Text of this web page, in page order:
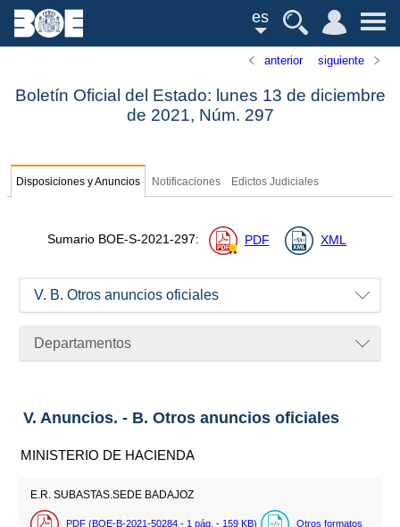
es
anterior siguiente
Boletín Oficial del Estado: lunes 13 de diciembre
de 2021, Núm. 297
Disposiciones y Anuncios Notificaciones Edictos Judiciales
Sumario BOE-S-2021-297: PDF XML
V. B. Otros anuncios oficiales
Departamentos
V. Anuncios. - B. Otros anuncios oficiales
MINISTERIO DE HACIENDA
E.R. SUBASTAS.SEDE BADAJOZ
PDF (BOE-B-2021-50284 - 1 pág. - 159 KB) Otros formatos